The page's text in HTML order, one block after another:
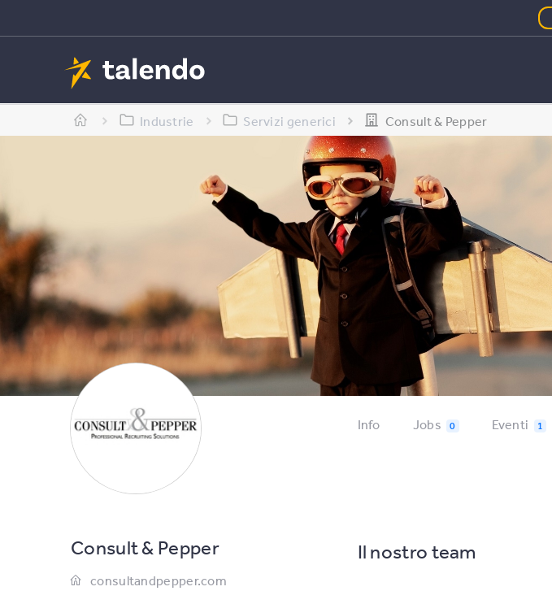
Industrie Servizi generici Consult & Pepper
Info Jobs 0 Eventi 1
Consult & Pepper
consultandpepper.com
Il nostro team